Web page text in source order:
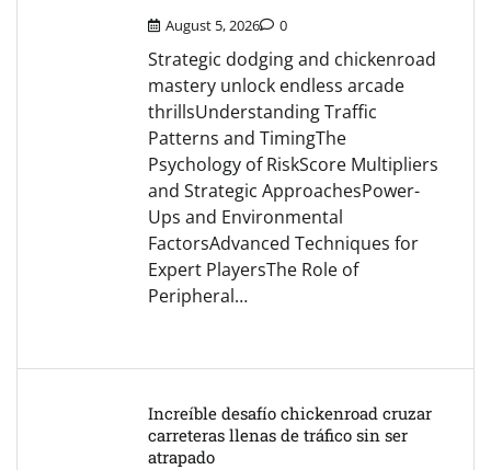
August 5, 2026 0
Strategic dodging and chickenroad
mastery unlock endless arcade
thrillsUnderstanding Traffic
Patterns and TimingThe
Psychology of RiskScore Multipliers
and Strategic ApproachesPower-
Ups and Environmental
FactorsAdvanced Techniques for
Expert PlayersThe Role of
Peripheral…
Increíble desafío chickenroad cruzar
carreteras llenas de tráfico sin ser
atrapado